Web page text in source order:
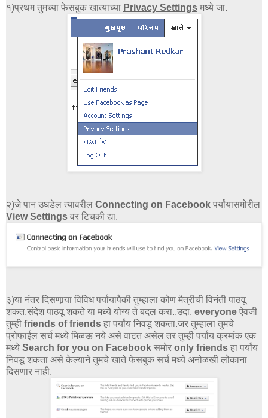
१)प्रथम तुमच्या फेसबुक खात्याच्या Privacy Settings मध्ये जा.
२)जे पान उघडेल त्यावरील Connecting on Facebook पर्यांयासमोरील
View Settings वर टिचकी द्या.
३)या नंतर दिसणार्‍या विविध पर्यांयापैकी तुम्हाला कोण मैत्रीची विनंती पाठवू
शकत,संदेश पाठवू शकते या मध्ये योग्य ते बदल करा..उदा. everyone ऐवजी
तुम्ही friends of friends हा पर्यांय निवडू शकता.जर तुम्हाला तुमचे
प्रोफाईल सर्च मध्ये मिळऊ नये असे वाटत असेल तर तुम्ही पर्यांय क्रमांक एक
मध्ये Search for you on Facebook समोर only friends हा पर्यांय
निवडू शकता असे केल्याने तुमचे खाते फेसबुक सर्च मध्ये अनोळखी लोकाना
दिसणार नाही.